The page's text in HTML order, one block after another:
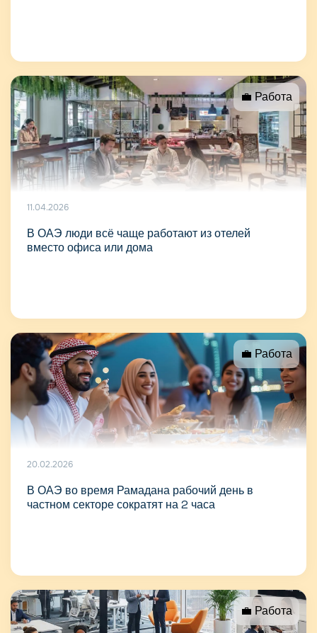
💼 Работа
11.04.2026
В ОАЭ люди всё чаще работают из отелей
вместо офиса или дома
💼 Работа
20.02.2026
В ОАЭ во время Рамадана рабочий день в
частном секторе сократят на 2 часа
💼 Работа